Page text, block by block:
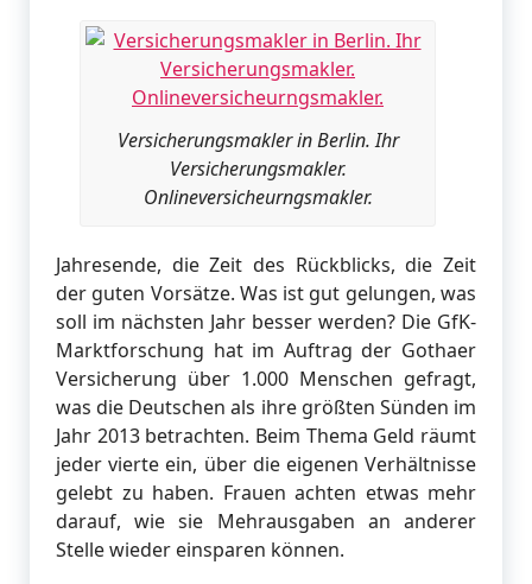
Versicherungsmakler in Berlin. Ihr
Versicherungsmakler.
Onlineversicheurngsmakler.
Jahresende, die Zeit des Rückblicks, die Zeit
der guten Vorsätze. Was ist gut gelungen, was
soll im nächsten Jahr besser werden? Die GfK-
Marktforschung hat im Auftrag der Gothaer
Versicherung über 1.000 Menschen gefragt,
was die Deutschen als ihre größten Sünden im
Jahr 2013 betrachten. Beim Thema Geld räumt
jeder vierte ein, über die eigenen Verhältnisse
gelebt zu haben. Frauen achten etwas mehr
darauf, wie sie Mehrausgaben an anderer
Stelle wieder einsparen können.